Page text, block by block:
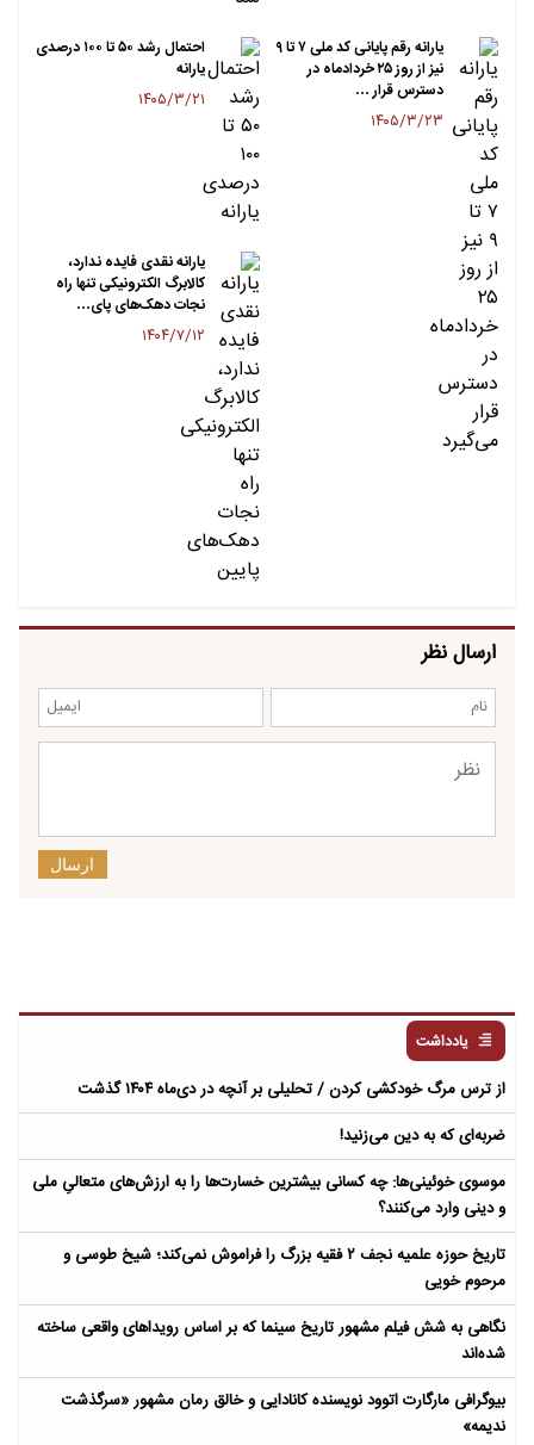
یارانه رقم پایانی کد ملی ۷ تا ۹
نیز از روز ۲۵ خردادماه در
دسترس قرار …
۱۴۰۵/۳/۲۳
احتمال رشد ۵۰ تا ۱۰۰ درصدی
یارانه
۱۴۰۵/۳/۲۱
یارانه نقدی فایده ندارد،
کالابرگ الکترونیکی تنها راه
نجات دهک‌های پای…
۱۴۰۴/۷/۱۲
ارسال نظر
ارسال
یادداشت
از ترس مرگ خودکشی کردن / تحلیلی بر آنچه در دی‌ماه ۱۴۰۴ گذشت
ضربه‌ای که به دین می‌زنید!
موسوی خوئینی‌ها: چه کسانی بیشترین خسارت‌ها را به ارزش‌های متعالیِ ملی
و دینی وارد می‌کنند؟
تاریخ حوزه علمیه نجف ۲ فقیه بزرگ را فراموش نمی‌کند؛ شیخ طوسی و
مرحوم خویی
نگاهی به شش فیلم مشهور تاریخ سینما که بر اساس رویداهای واقعی ساخته
شده‌اند
بیوگرافی مارگارت اتوود نویسنده کانادایی و خالق رمان مشهور «سرگذشت
ندیمه»